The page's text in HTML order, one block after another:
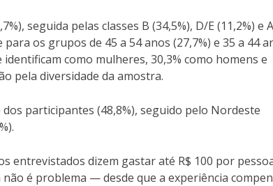
seguida pelas classes B (34,5%), D/E (11,2%) e A
os grupos de 45 a 54 anos (27,7%) e 35 a 44
como mulheres, 30,3% como homens e
pela diversidade da amostra.
participantes (48,8%), seguido pelo Nordeste
entrevistados dizem gastar até R$ 100 por
é problema — desde que a experiência